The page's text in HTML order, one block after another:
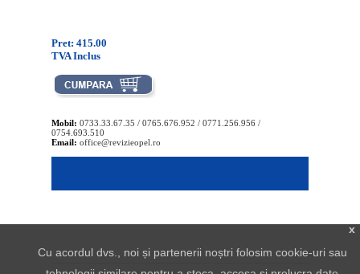
Pret: 415.00
TVA Inclus
Mobil: 0733.33.67.35 / 0765.676.952 / 0771.256.956 /
0754.693.510
Email: office@revizieopel.ro
x
Cu acordul dvs., noi și partenerii noștri folosim cookie-uri sau